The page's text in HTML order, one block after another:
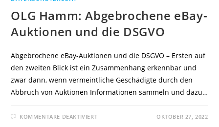
OLG Hamm: Abgebrochene eBay-
Auktionen und die DSGVO
Abgebrochene eBay-Auktionen und die DSGVO – Ersten auf
den zweiten Blick ist ein Zusammenhang erkennbar und
zwar dann, wenn vermeintliche Geschädigte durch den
Abbruch von Auktionen Informationen sammeln und dazu…
KOMMENTARE DEAKTIVIERTFÜR OKTOBER 27, 2022